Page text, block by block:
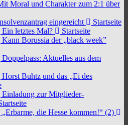
Moral und Charakter zum 2:1 über
eingereicht
Startseite
Ein letztes Mal?
Startseite
Kann Borussia der „black week”
Doppelpass: Aktuelles aus dem
Horst Buhtz und das „Ei des
Einladung zur Mitglieder-
„Erbarme, die Hesse kommen!“ (2)